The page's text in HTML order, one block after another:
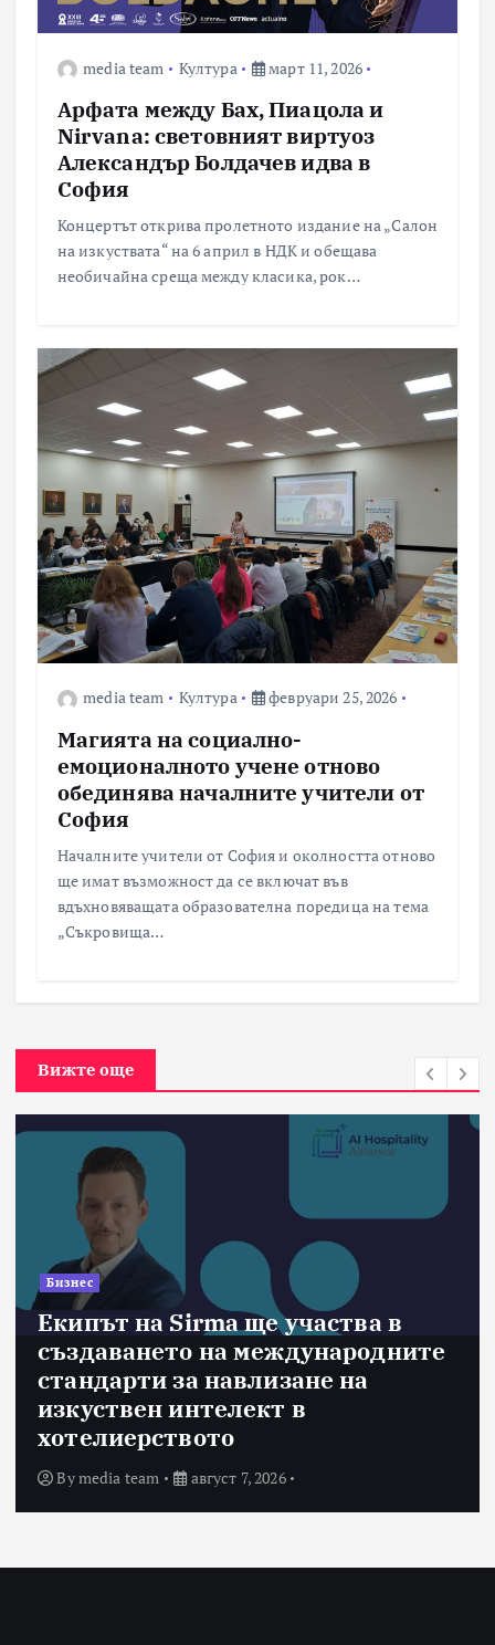
media team Култура март 11, 2026
Арфата между Бах, Пиацола и
Nirvana: световният виртуоз
Александър Болдачев идва в
София
Концертът открива пролетното издание на „Салон
на изкуствата“ на 6 април в НДК и обещава
необичайна среща между класика, рок…
media team Култура февруари 25, 2026
Магията на социално-
емоционалното учене отново
обединява началните учители от
София
Началните учители от София и околността отново
ще имат възможност да се включат във
вдъхновяващата образователна поредица на тема
„Съкровища…
Вижте още
Бизнес
Екипът на Sirma ще участва в
създаването на международните
стандарти за навлизане на
изкуствен интелект в
хотелиерството
Bymedia team август 7, 2026